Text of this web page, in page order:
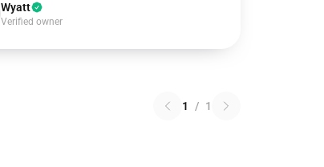
Wyatt
Verified owner
1 / 1